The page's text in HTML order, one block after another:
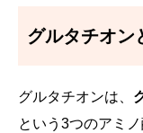
グルタチオン
グルタチオンは、
という3つのアミ